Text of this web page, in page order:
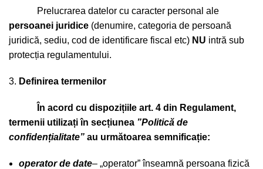
Prelucrarea datelor cu caracter personal ale
persoanei juridice (denumire, categoria de persoană
juridică, sediu, cod de identificare fiscal etc) NU intră sub
protecția regulamentului.
Definirea termenilor
În acord cu dispozițiile art. 4 din Regulament,
termenii utilizați în secțiunea ”Politică de
confidențialitate” au următoarea semnificație:
operator de date– „operator” înseamnă persoana fizică